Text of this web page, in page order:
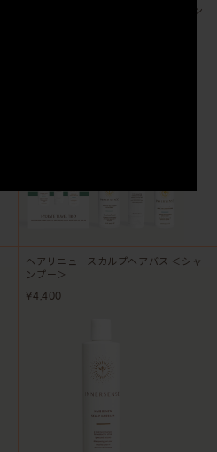
トラベルトリオ ハイドレコレクション
ヘアリニュースカルプヘアバス ＜シャ
ンプー＞
¥4,400